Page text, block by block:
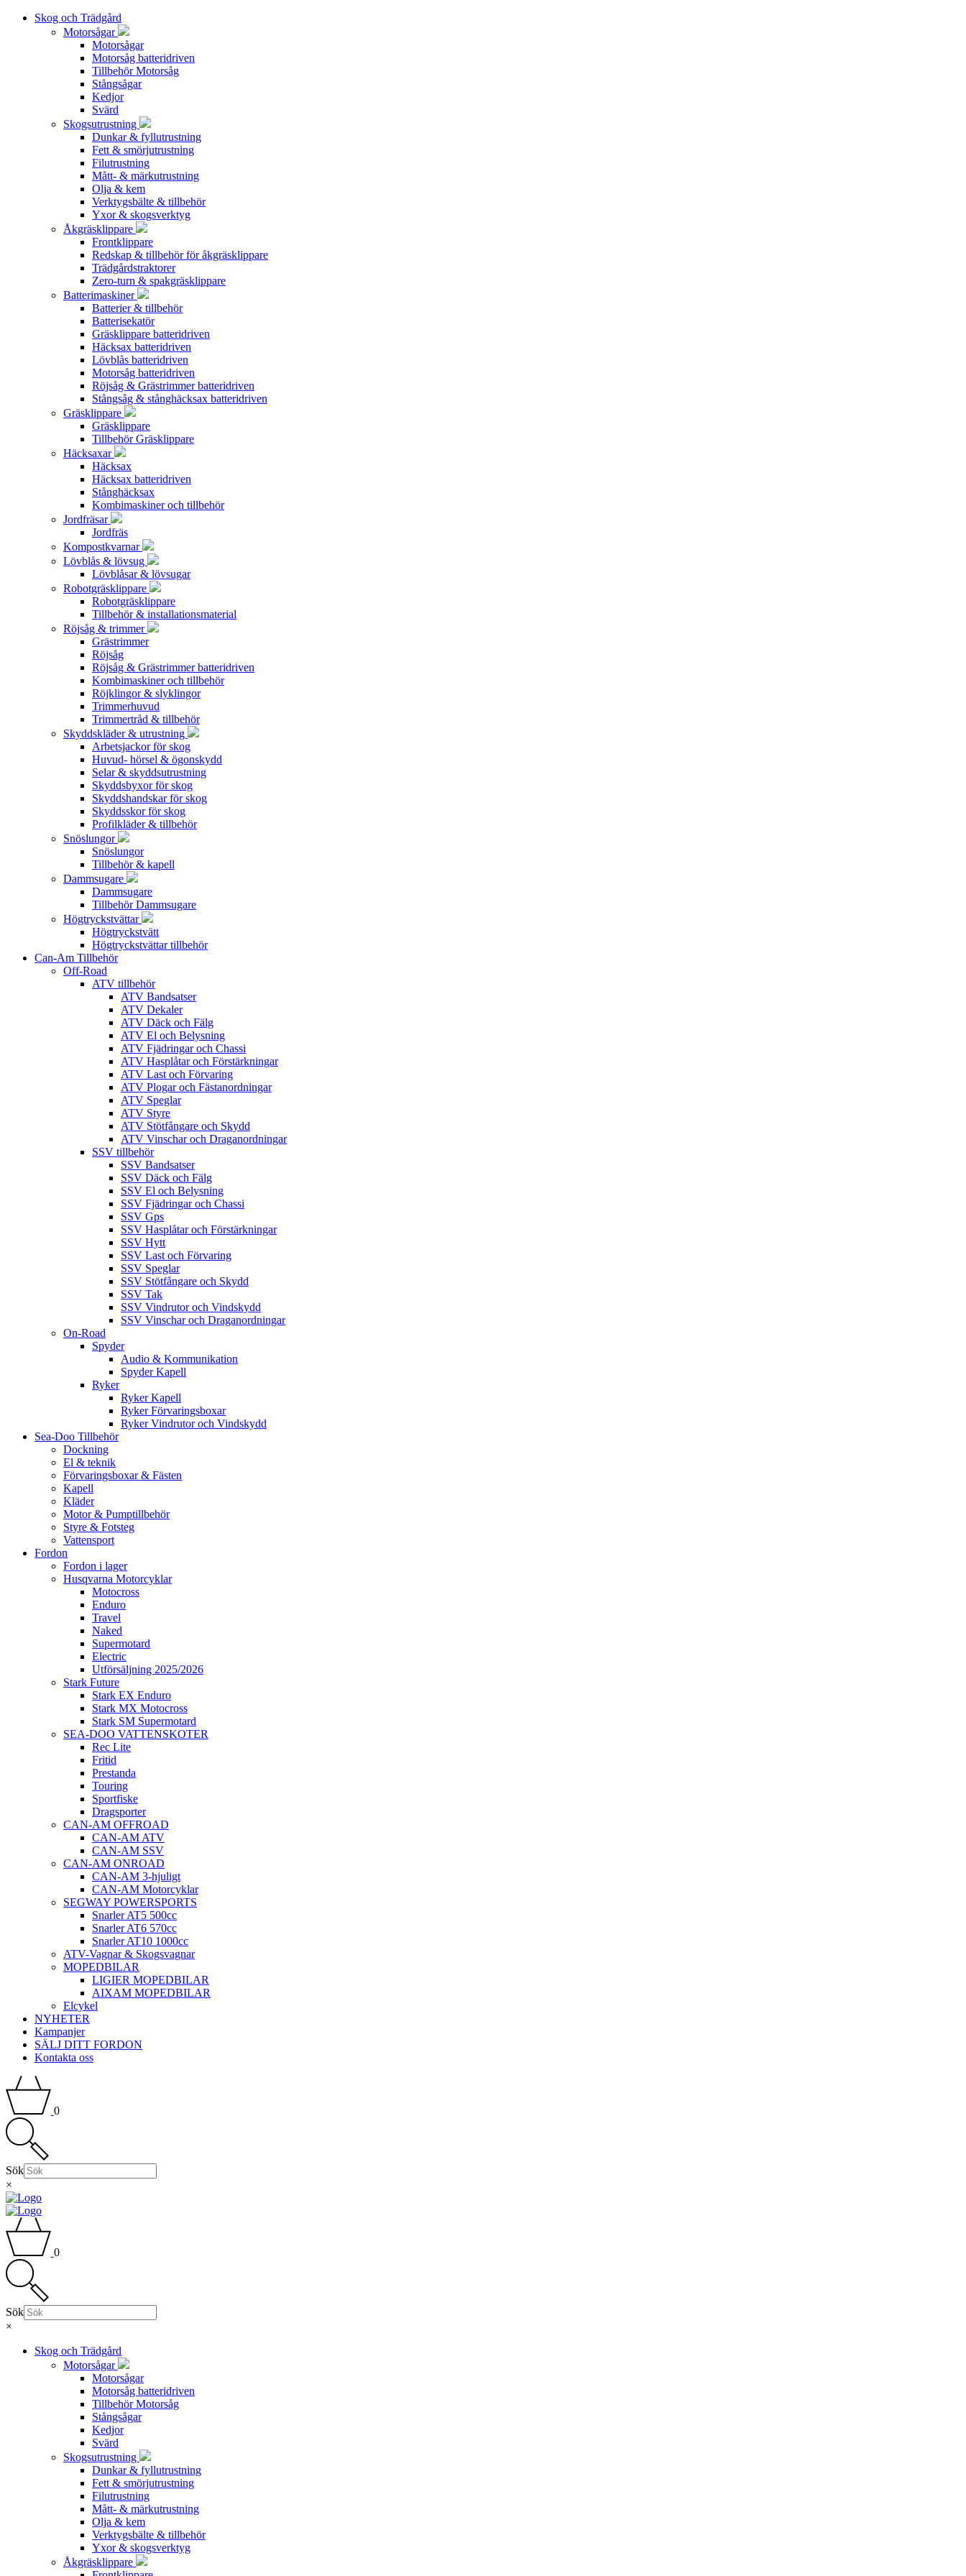
Skog och Trädgård
Motorsågar
Motorsågar
Motorsåg batteridriven
Tillbehör Motorsåg
Stångsågar
Kedjor
Svärd
Skogsutrustning
Dunkar & fyllutrustning
Fett & smörjutrustning
Filutrustning
Mått- & märkutrustning
Olja & kem
Verktygsbälte & tillbehör
Yxor & skogsverktyg
Åkgräsklippare
Frontklippare
Redskap & tillbehör för åkgräsklippare
Trädgårdstraktorer
Zero-turn & spakgräsklippare
Batterimaskiner
Batterier & tillbehör
Batterisekatör
Gräsklippare batteridriven
Häcksax batteridriven
Lövblås batteridriven
Motorsåg batteridriven
Röjsåg & Grästrimmer batteridriven
Stångsåg & stånghäcksax batteridriven
Gräsklippare
Gräsklippare
Tillbehör Gräsklippare
Häcksaxar
Häcksax
Häcksax batteridriven
Stånghäcksax
Kombimaskiner och tillbehör
Jordfräsar
Jordfräs
Kompostkvarnar
Lövblås & lövsug
Lövblåsar & lövsugar
Robotgräsklippare
Robotgräsklippare
Tillbehör & installationsmaterial
Röjsåg & trimmer
Grästrimmer
Röjsåg
Röjsåg & Grästrimmer batteridriven
Kombimaskiner och tillbehör
Röjklingor & slyklingor
Trimmerhuvud
Trimmertråd & tillbehör
Skyddskläder & utrustning
Arbetsjackor för skog
Huvud- hörsel & ögonskydd
Selar & skyddsutrustning
Skyddsbyxor för skog
Skyddshandskar för skog
Skyddsskor för skog
Profilkläder & tillbehör
Snöslungor
Snöslungor
Tillbehör & kapell
Dammsugare
Dammsugare
Tillbehör Dammsugare
Högtryckstvättar
Högtryckstvätt
Högtryckstvättar tillbehör
Can-Am Tillbehör
Off-Road
ATV tillbehör
ATV Bandsatser
ATV Dekaler
ATV Däck och Fälg
ATV El och Belysning
ATV Fjädringar och Chassi
ATV Hasplåtar och Förstärkningar
ATV Last och Förvaring
ATV Plogar och Fästanordningar
ATV Speglar
ATV Styre
ATV Stötfångare och Skydd
ATV Vinschar och Draganordningar
SSV tillbehör
SSV Bandsatser
SSV Däck och Fälg
SSV El och Belysning
SSV Fjädringar och Chassi
SSV Gps
SSV Hasplåtar och Förstärkningar
SSV Hytt
SSV Last och Förvaring
SSV Speglar
SSV Stötfångare och Skydd
SSV Tak
SSV Vindrutor och Vindskydd
SSV Vinschar och Draganordningar
On-Road
Spyder
Audio & Kommunikation
Spyder Kapell
Ryker
Ryker Kapell
Ryker Förvaringsboxar
Ryker Vindrutor och Vindskydd
Sea-Doo Tillbehör
Dockning
El & teknik
Förvaringsboxar & Fästen
Kapell
Kläder
Motor & Pumptillbehör
Styre & Fotsteg
Vattensport
Fordon
Fordon i lager
Husqvarna Motorcyklar
Motocross
Enduro
Travel
Naked
Supermotard
Electric
Utförsäljning 2025/2026
Stark Future
Stark EX Enduro
Stark MX Motocross
Stark SM Supermotard
SEA-DOO VATTENSKOTER
Rec Lite
Fritid
Prestanda
Touring
Sportfiske
Dragsporter
CAN-AM OFFROAD
CAN-AM ATV
CAN-AM SSV
CAN-AM ONROAD
CAN-AM 3-hjuligt
CAN-AM Motorcyklar
SEGWAY POWERSPORTS
Snarler AT5 500cc
Snarler AT6 570cc
Snarler AT10 1000cc
ATV-Vagnar & Skogsvagnar
MOPEDBILAR
LIGIER MOPEDBILAR
AIXAM MOPEDBILAR
Elcykel
NYHETER
Kampanjer
SÄLJ DITT FORDON
Kontakta oss
0
Sök
×
0
Sök
×
Skog och Trädgård
Motorsågar
Motorsågar
Motorsåg batteridriven
Tillbehör Motorsåg
Stångsågar
Kedjor
Svärd
Skogsutrustning
Dunkar & fyllutrustning
Fett & smörjutrustning
Filutrustning
Mått- & märkutrustning
Olja & kem
Verktygsbälte & tillbehör
Yxor & skogsverktyg
Åkgräsklippare